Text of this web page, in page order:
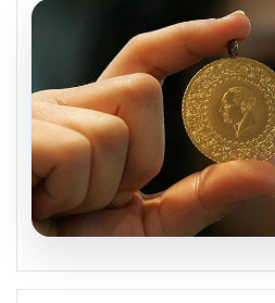
06.08.2026
22 Mayıs 2026 Güncel